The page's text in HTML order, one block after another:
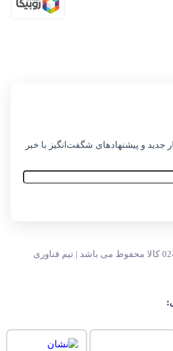
جدید و پیشنهاد‌های شگفت‌انگیز با خبر
تمام حقوق وب سایت 024 کالا محفوظ می باشد | تیم فناوری